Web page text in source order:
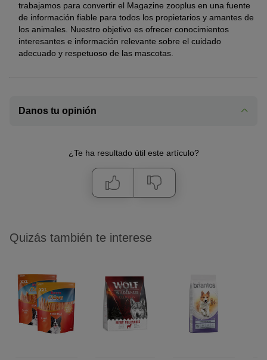
trabajamos para convertir el Magazine zooplus en una fuente
de información fiable para todos los propietarios y amantes de
los animales. Nuestro objetivo es ofrecer conocimientos
interesantes e información relevante sobre el cuidado
adecuado y respetuoso de las mascotas.
Danos tu opinión
¿Te ha resultado útil este artículo?
Quizás también te interese